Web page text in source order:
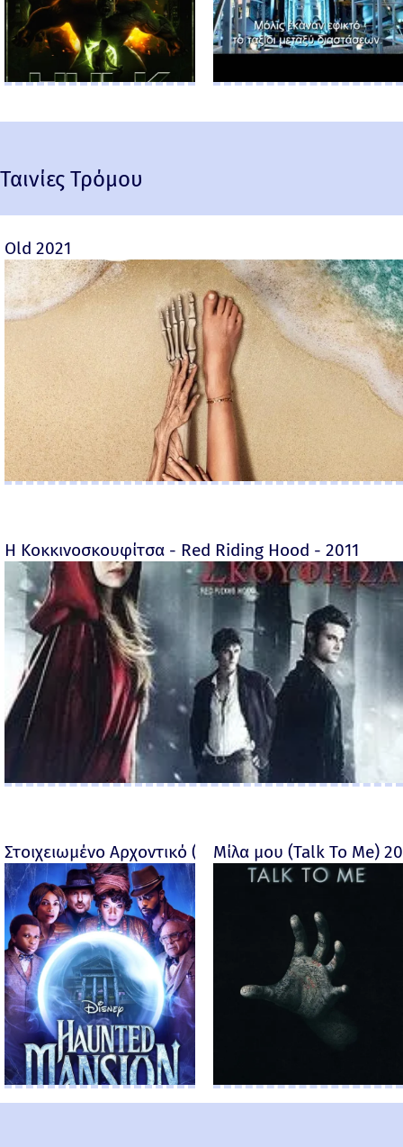
Ταινίες Τρόμου
Old 2021
Η Κοκκινοσκουφίτσα - Red Riding Hood - 2011
Στοιχειωμένο Αρχοντικό (Haunted Mansion) - 2023
Μίλα μου (Talk To Me)